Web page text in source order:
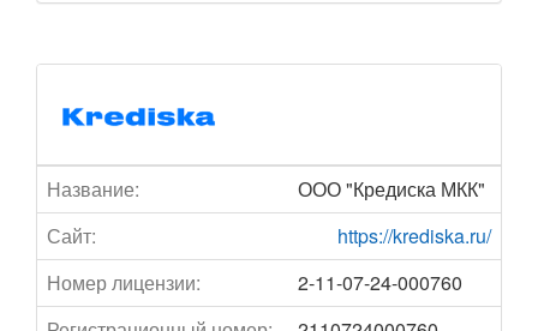
Название:
ООО "Кредиска МКК"
Сайт:
https://krediska.ru/
Номер лицензии:
2-11-07-24-000760